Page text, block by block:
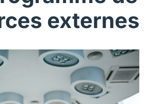
Postes à pourvoir
externes